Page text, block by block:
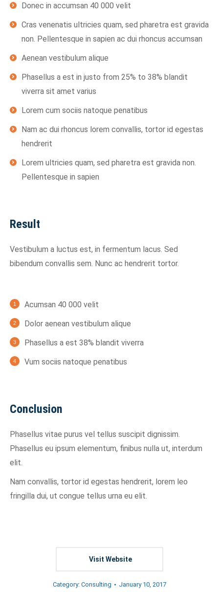
Donec in accumsan 40 000 velit
Cras venenatis ultricies quam, sed pharetra est gravida
non. Pellentesque in sapien ac dui rhoncus accumsan
Aenean vestibulum alique
Phasellus a est in justo from 25% to 38% blandit
viverra sit amet varius
Lorem cum sociis natoque penatibus
Nam ac dui rhoncus lorem convallis, tortor id egestas
hendrerit
Lorem ultricies quam, sed pharetra est gravida non.
Pellentesque in sapien
Result
Vestibulum a luctus est, in fermentum lacus. Sed
bibendum convallis sem. Nunc ac hendrerit tortor.
Acumsan 40 000 velit
Dolor aenean vestibulum alique
Phasellus a est 38% blandit viverra
Vum sociis natoque penatibus
Conclusion
Phasellus vitae purus vel tellus suscipit dignissim.
Phasellus eu ipsum elementum, finibus nulla ut, interdum
elit.
Nam convallis, tortor id egestas hendrerit, lorem leo
fringilla dui, ut congue tellus urna eu elit.
Visit Website
Category: Consulting January 10, 2017